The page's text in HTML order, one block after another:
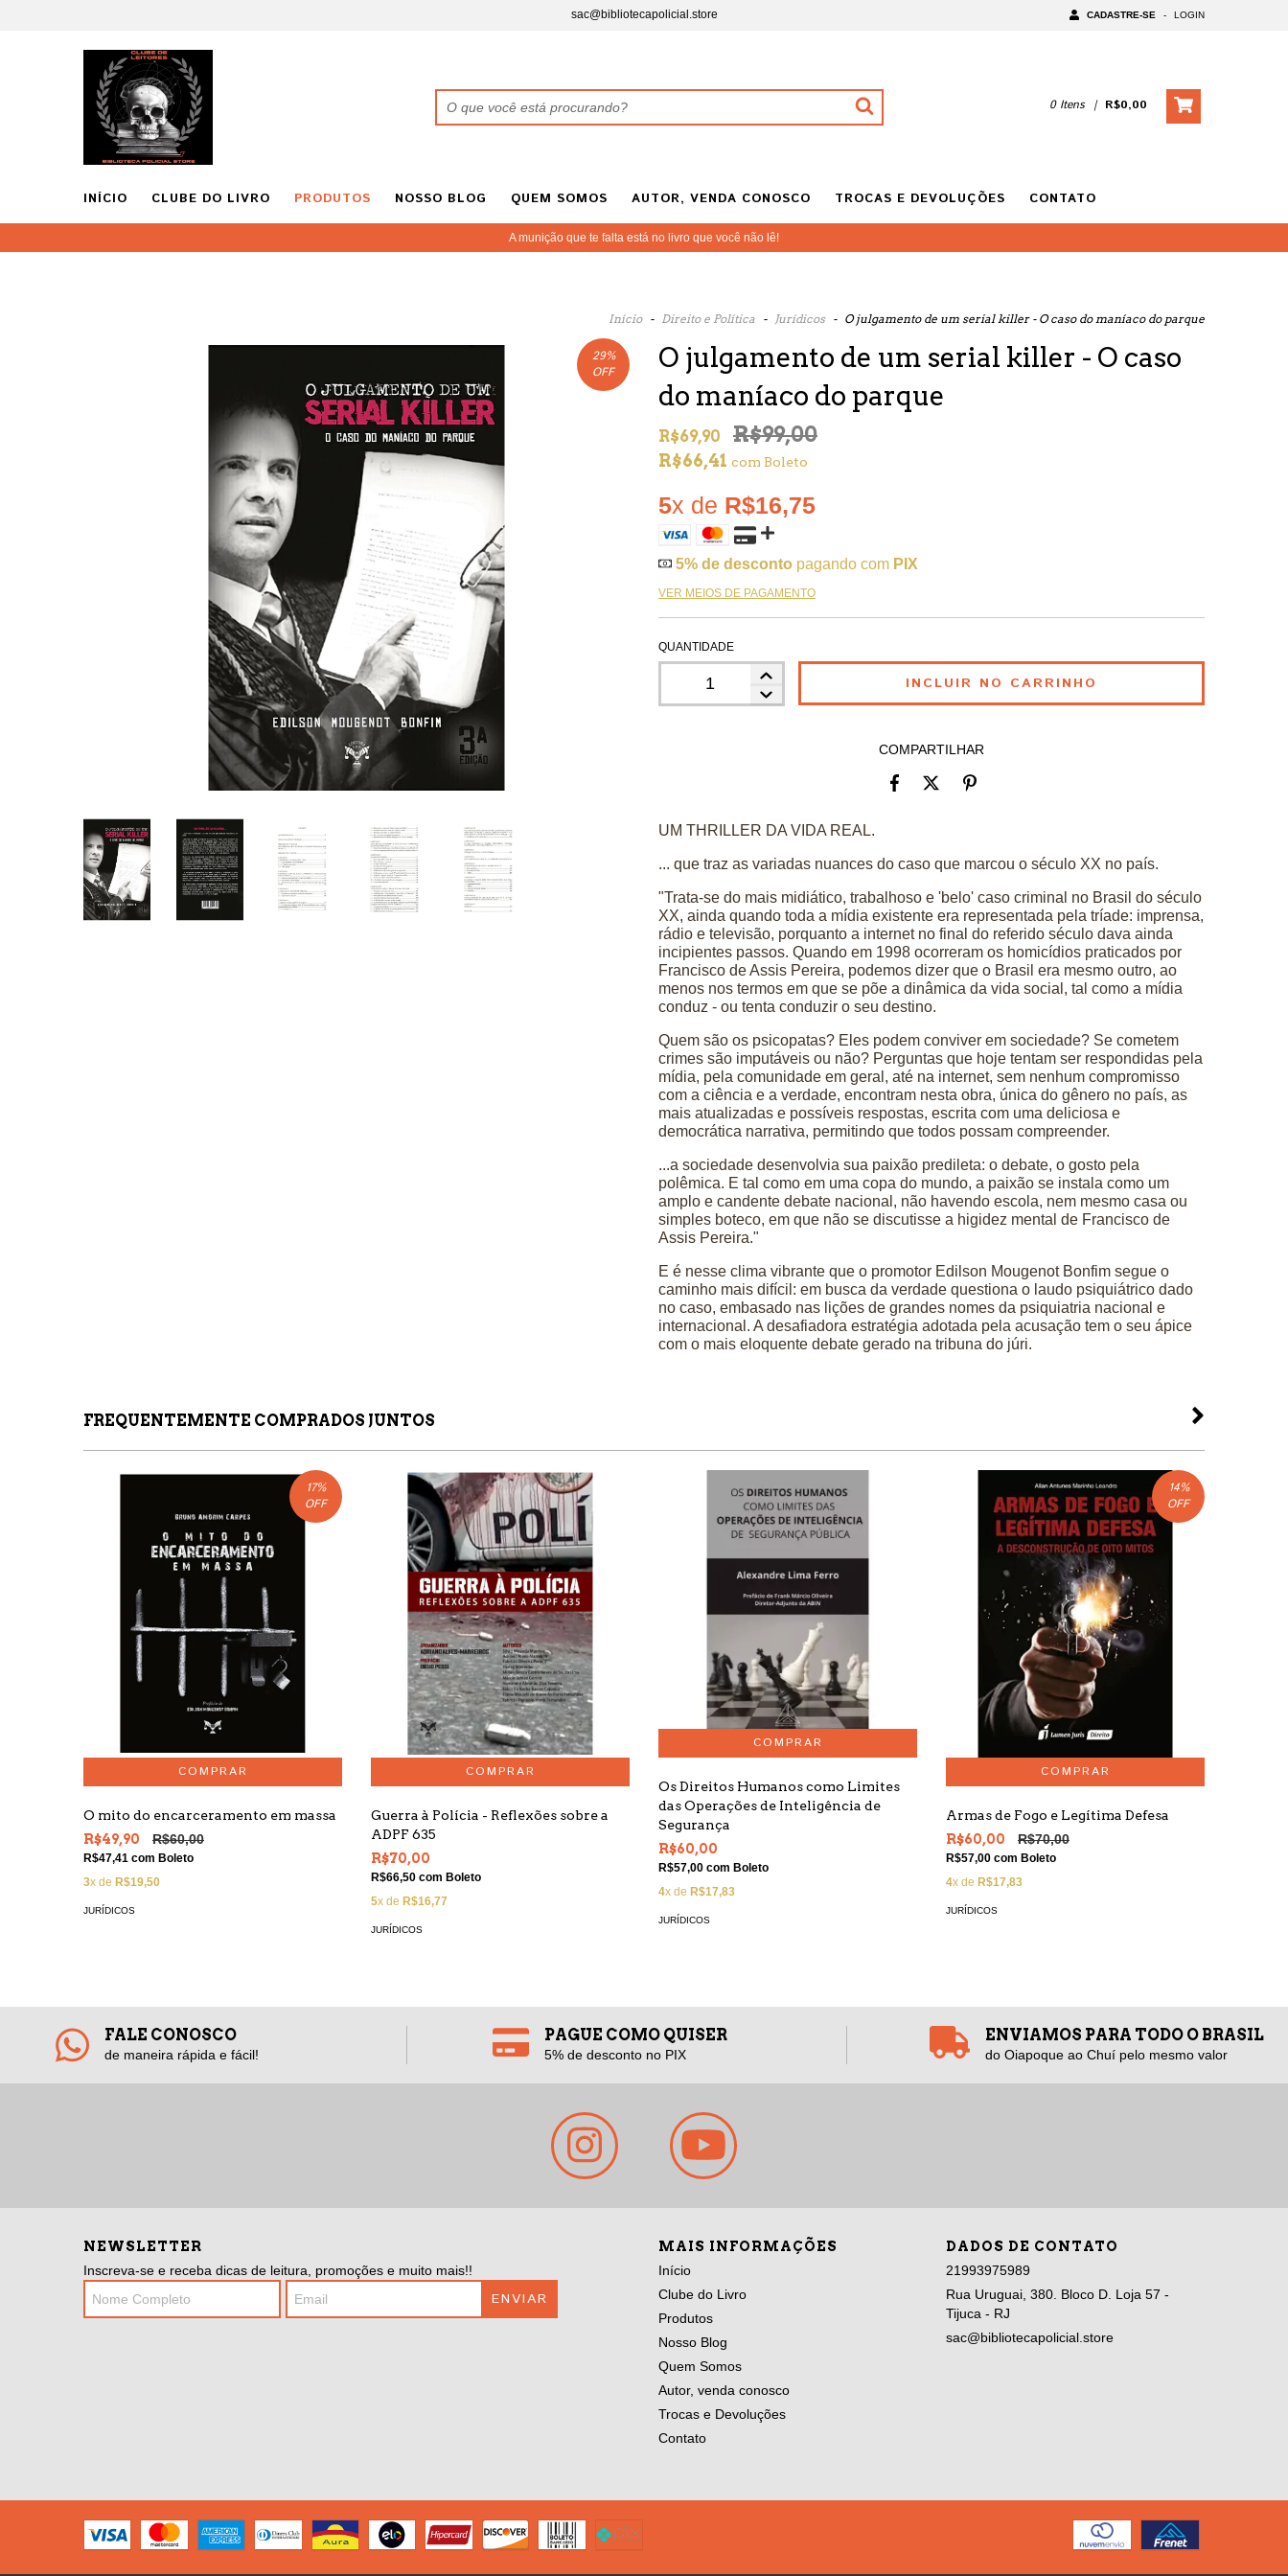
sac@bibliotecapolicial.store CADASTRE-SE - LOGIN
0 Itens | R$0,00
INÍCIO CLUBE DO LIVRO PRODUTOS NOSSO BLOG QUEM SOMOS AUTOR, VENDA CONOSCO TROCAS E DEVOLUÇÕES CONTATO
A munição que te falta está no livro que você não lê!
Início - Direito e Política - Jurídicos - O julgamento de um serial killer - O caso do maníaco do parque
29%
OFF
O julgamento de um serial killer - O caso
do maníaco do parque
R$69,90 R$99,00
R$66,41 com Boleto
5x de R$16,75
5% de desconto pagando com PIX
VER MEIOS DE PAGAMENTO
QUANTIDADE
COMPARTILHAR
UM THRILLER DA VIDA REAL.
... que traz as variadas nuances do caso que marcou o século XX no país.
"Trata-se do mais midiático, trabalhoso e 'belo' caso criminal no Brasil do século
XX, ainda quando toda a mídia existente era representada pela tríade: imprensa,
rádio e televisão, porquanto a internet no final do referido século dava ainda
incipientes passos. Quando em 1998 ocorreram os homicídios praticados por
Francisco de Assis Pereira, podemos dizer que o Brasil era mesmo outro, ao
menos nos termos em que se põe a dinâmica da vida social, tal como a mídia
conduz - ou tenta conduzir o seu destino.
Quem são os psicopatas? Eles podem conviver em sociedade? Se cometem
crimes são imputáveis ou não? Perguntas que hoje tentam ser respondidas pela
mídia, pela comunidade em geral, até na internet, sem nenhum compromisso
com a ciência e a verdade, encontram nesta obra, única do gênero no país, as
mais atualizadas e possíveis respostas, escrita com uma deliciosa e
democrática narrativa, permitindo que todos possam compreender.
...a sociedade desenvolvia sua paixão predileta: o debate, o gosto pela
polêmica. E tal como em uma copa do mundo, a paixão se instala como um
amplo e candente debate nacional, não havendo escola, nem mesmo casa ou
simples boteco, em que não se discutisse a higidez mental de Francisco de
Assis Pereira."
E é nesse clima vibrante que o promotor Edilson Mougenot Bonfim segue o
caminho mais difícil: em busca da verdade questiona o laudo psiquiátrico dado
no caso, embasado nas lições de grandes nomes da psiquiatria nacional e
internacional. A desafiadora estratégia adotada pela acusação tem o seu ápice
com o mais eloquente debate gerado na tribuna do júri.
FREQUENTEMENTE COMPRADOS JUNTOS
17%
OFF
O mito do encarceramento em massa
R$49,90
R$60,00
R$47,41 com Boleto
3x de R$19,50
JURÍDICOS
Guerra à Polícia - Reflexões sobre a
ADPF 635
R$70,00
R$66,50 com Boleto
5x de R$16,77
JURÍDICOS
Os Direitos Humanos como Limites
das Operações de Inteligência de
Segurança
R$60,00
R$57,00 com Boleto
4x de R$17,83
JURÍDICOS
14%
OFF
Armas de Fogo e Legítima Defesa
R$60,00
R$70,00
R$57,00 com Boleto
4x de R$17,83
JURÍDICOS
FALE CONOSCO
de maneira rápida e fácil!
PAGUE COMO QUISER
5% de desconto no PIX
ENVIAMOS PARA TODO O BRASIL
do Oiapoque ao Chuí pelo mesmo valor
NEWSLETTER
Inscreva-se e receba dicas de leitura, promoções e muito mais!!
MAIS INFORMAÇÕES
Início
Clube do Livro
Produtos
Nosso Blog
Quem Somos
Autor, venda conosco
Trocas e Devoluções
Contato
DADOS DE CONTATO
21993975989
Rua Uruguai, 380. Bloco D. Loja 57 -
Tijuca - RJ
sac@bibliotecapolicial.store